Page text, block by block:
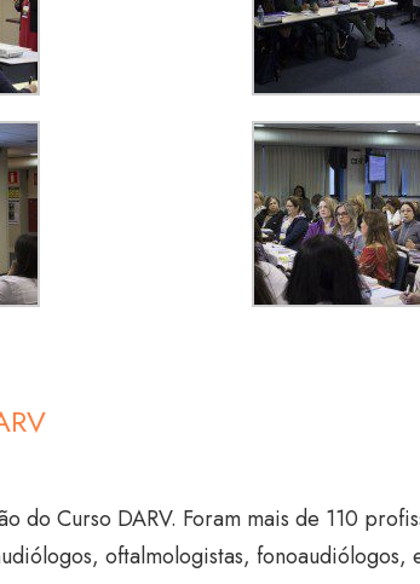
do Curso DARV. Foram mais de 110
oftalmologistas, fonoaudiólogos,